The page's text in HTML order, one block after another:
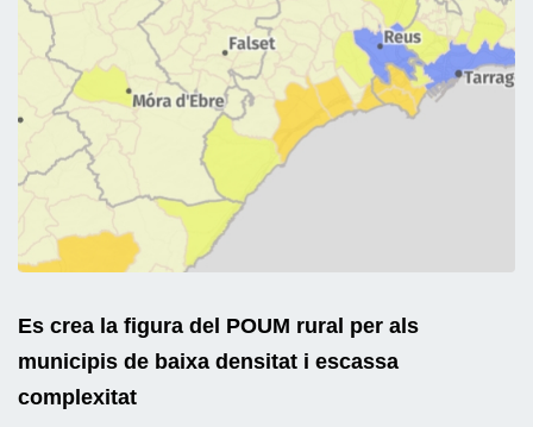
Es crea la figura del POUM rural per als
municipis de baixa densitat i escassa
complexitat